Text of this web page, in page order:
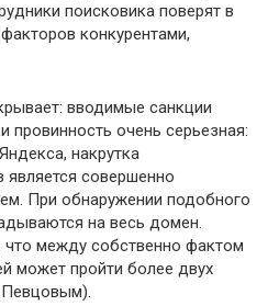
поисковика поверят в
конкурентами,
вводимые санкции
провинность очень серьезная:
накрутка
совершенно
При обнаружении подобного
на весь домен.
что между собственно фактом
может пройти более двух